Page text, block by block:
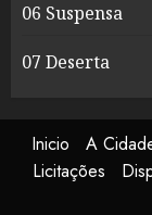
06 Suspensa
07 Deserta
Inicio A
Licitações